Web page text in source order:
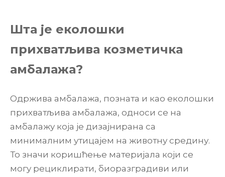
Шта је еколошки
прихватљива козметичка
амбалажа?
Одржива амбалажа, позната и као еколошки
прихватљива амбалажа, односи се на
амбалажу која је дизајнирана са
минималним утицајем на животну средину.
То значи коришћење материјала који се
могу рециклирати, биоразградиви или